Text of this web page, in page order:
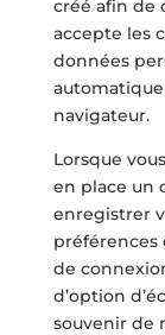
créé afin de
accepte les
données
navigateur.
Lorsque
en place un
enregistrer
préférences
de
d’option
souvenir de